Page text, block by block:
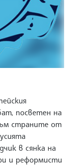
посветен на
страните от
в сянка на
и реформисти